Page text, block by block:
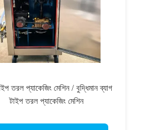
তরল প্যাকেজিং মেশিন / বুদ্ধিমান ব্যাগ
টাইপ তরল প্যাকেজিং মেশিন